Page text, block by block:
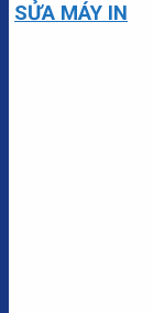
SỬA MÁY IN